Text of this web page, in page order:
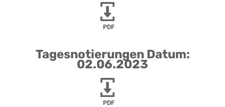
PDF
Tagesnotierungen Datum:
02.06.2023
PDF